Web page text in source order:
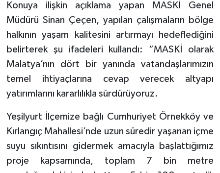
Konuya ilişkin açıklama yapan MASKİ Genel
Müdürü Sinan Çeçen, yapılan çalışmaların bölge
halkının yaşam kalitesini artırmayı hedeflediğini
belirterek şu ifadeleri kullandı: “MASKİ olarak
Malatya’nın dört bir yanında vatandaşlarımızın
temel ihtiyaçlarına cevap verecek altyapı
yatırımlarını kararlılıkla sürdürüyoruz.
Yeşilyurt İlçemize bağlı Cumhuriyet Örnekköy ve
Kırlangıç Mahallesi’nde uzun süredir yaşanan içme
suyu sıkıntısını gidermek amacıyla başlattığımız
proje kapsamında, toplam 7 bin metre